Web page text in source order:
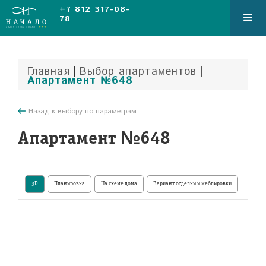
+7 812 317-08-
78
Главная | Выбор апартаментов |
Апартамент №648
Назад к выбору по параметрам
Апартамент №648
3D Планировка На схеме дома Вариант отделки и меблировки